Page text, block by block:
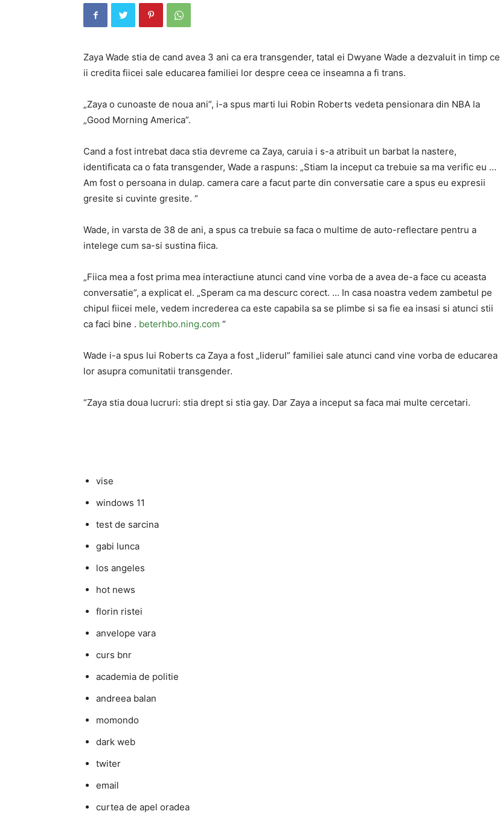
Zaya Wade stia de cand avea 3 ani ca era transgender, tatal ei Dwyane Wade a dezvaluit in timp ce
ii credita fiicei sale educarea familiei lor despre ceea ce inseamna a fi trans.
„Zaya o cunoaste de noua ani”, i-a spus marti lui Robin Roberts vedeta pensionara din NBA la
„Good Morning America”.
Cand a fost intrebat daca stia devreme ca Zaya, caruia i s-a atribuit un barbat la nastere,
identificata ca o fata transgender, Wade a raspuns: „Stiam la inceput ca trebuie sa ma verific eu …
Am fost o persoana in dulap. camera care a facut parte din conversatie care a spus eu expresii
gresite si cuvinte gresite. “
Wade, in varsta de 38 de ani, a spus ca trebuie sa faca o multime de auto-reflectare pentru a
intelege cum sa-si sustina fiica.
„Fiica mea a fost prima mea interactiune atunci cand vine vorba de a avea de-a face cu aceasta
conversatie”, a explicat el. „Speram ca ma descurc corect. … In casa noastra vedem zambetul pe
chipul fiicei mele, vedem increderea ca este capabila sa se plimbe si sa fie ea insasi si atunci stii
ca faci bine . beterhbo.ning.com “
Wade i-a spus lui Roberts ca Zaya a fost „liderul” familiei sale atunci cand vine vorba de educarea
lor asupra comunitatii transgender.
“Zaya stia doua lucruri: stia drept si stia gay. Dar Zaya a inceput sa faca mai multe cercetari.
vise
windows 11
test de sarcina
gabi lunca
los angeles
hot news
florin ristei
anvelope vara
curs bnr
academia de politie
andreea balan
momondo
dark web
twiter
email
curtea de apel oradea